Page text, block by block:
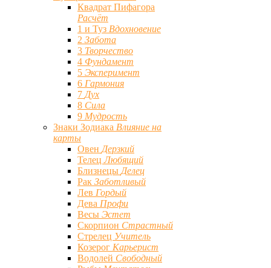
Квадрат Пифагора
Расчёт
1 и Туз Вдохновение
2 Забота
3 Творчество
4 Фундамент
5 Эксперимент
6 Гармония
7 Дух
8 Сила
9 Мудрость
Знаки Зодиака Влияние на
карты
Овен Дерзкий
ТелецЛюбящий
Близнецы Делец
Рак Заботливый
Лев Гордый
Дева Профи
Весы Эстет
Скорпион Страстный
Стрелец Учитель
Козерог Карьерист
Водолей Свободный